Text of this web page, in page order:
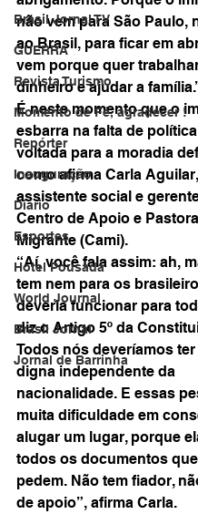
Brasil Jornal TV
GUERRA
Revista Turismo
Momento de Fé, agradecer !
Repórter
Inauguração
Diário
Esportes
Hotel Pousada
World Journal
Brasil Jornal
Jornal de Barrinha
não vem para São Paulo,
ao Brasil, para ficar em
vem porque quer
dinheiro e ajudar a
É neste momento que o
esbarra na falta de
voltada para a moradia
como afirma Carla Aguilar,
assistente social e
Centro de Apoio e
Migrante (Cami).
“Aí, você fala assim: ah,
tem nem para os
deveria funcionar para
diz o Artigo 5º da
Todos nós deveríamos
digna independente da
nacionalidade. E essas
muita dificuldade em
alugar um lugar, porque
todos os documentos
pedem. Não tem fiador,
de apoio”, afirma Carla.